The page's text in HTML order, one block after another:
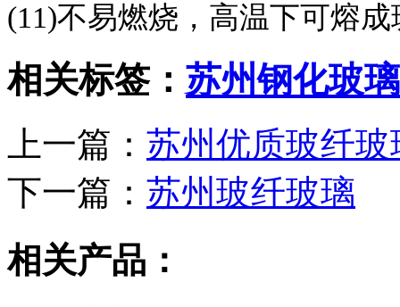
(11)不易燃烧，高温下可熔
相关标签： 苏州钢化玻璃
上一篇： 苏州优质玻纤玻
下一篇： 苏州玻纤玻璃
相关产品：